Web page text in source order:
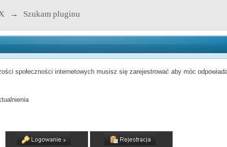
→ Szukam pluginu
społeczności internetowych musisz się zarejestrować aby móc